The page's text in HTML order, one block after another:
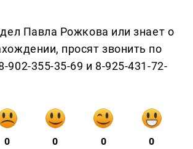
Павла Рожкова или знает о
просят звонить по
902-355-35-69 и 8-925-431-72-
0 0 0 0